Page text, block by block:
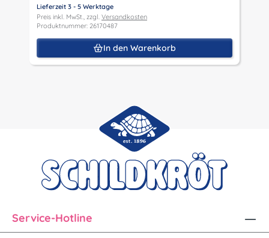
Lieferzeit 3 - 5 Werktage
Preis inkl. MwSt., zzgl. Versandkosten
Produktnummer: 26170487
In den Warenkorb
Service-Hotline